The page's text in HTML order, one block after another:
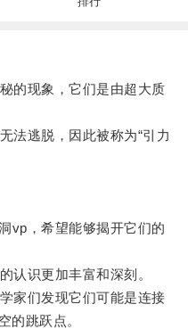
现象，它们是由超大质
逃脱，因此被称为“引力
，希望能够揭开它们的
识更加丰富和深刻。
们发现它们可能是连接
的跳跃点。